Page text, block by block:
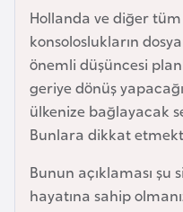
Hollanda ve diğer
konsoloslukların
önemli düşüncesi
geriye dönüş
ülkenize bağlayacak
Bunlara dikkat
Bunun açıklaması şu
hayatına sahip
g
l
a
d
e
ş
B
e